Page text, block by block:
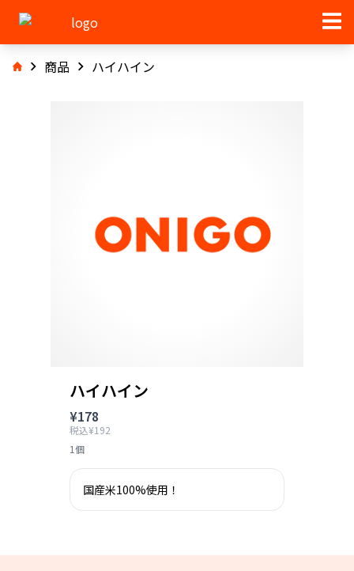
商品 ハイハイン
ハイハイン
¥178
税込¥192
1個
国産米100%使用！